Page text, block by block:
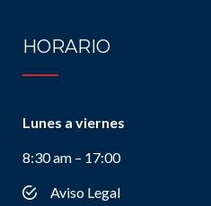
HORARIO
Lunes a viernes
8:30 am – 17:00
Aviso Legal